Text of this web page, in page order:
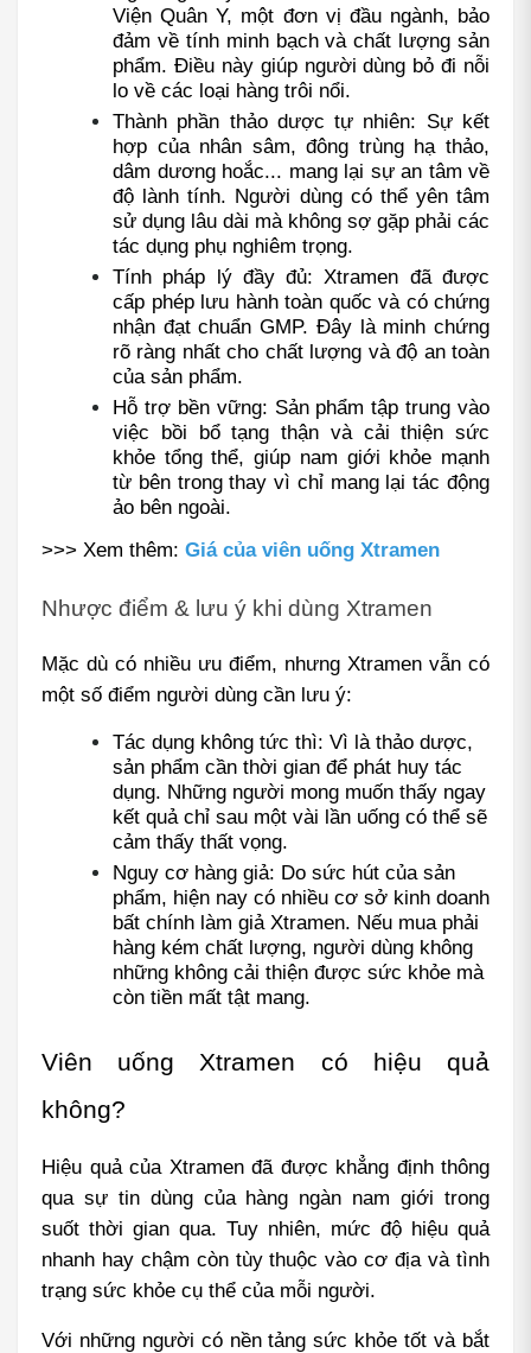
Viện Quân Y, một đơn vị đầu ngành, bảo
đảm về tính minh bạch và chất lượng sản
phẩm. Điều này giúp người dùng bỏ đi nỗi
lo về các loại hàng trôi nổi.
Thành phần thảo dược tự nhiên: Sự kết
hợp của nhân sâm, đông trùng hạ thảo,
dâm dương hoắc... mang lại sự an tâm về
độ lành tính. Người dùng có thể yên tâm
sử dụng lâu dài mà không sợ gặp phải các
tác dụng phụ nghiêm trọng.
Tính pháp lý đầy đủ: Xtramen đã được
cấp phép lưu hành toàn quốc và có chứng
nhận đạt chuẩn GMP. Đây là minh chứng
rõ ràng nhất cho chất lượng và độ an toàn
của sản phẩm.
Hỗ trợ bền vững: Sản phẩm tập trung vào
việc bồi bổ tạng thận và cải thiện sức
khỏe tổng thể, giúp nam giới khỏe mạnh
từ bên trong thay vì chỉ mang lại tác động
ảo bên ngoài.
>>> Xem thêm: Giá của viên uống Xtramen
Nhược điểm & lưu ý khi dùng Xtramen
Mặc dù có nhiều ưu điểm, nhưng Xtramen vẫn có
một số điểm người dùng cần lưu ý:
Tác dụng không tức thì: Vì là thảo dược,
sản phẩm cần thời gian để phát huy tác
dụng. Những người mong muốn thấy ngay
kết quả chỉ sau một vài lần uống có thể sẽ
cảm thấy thất vọng.
Nguy cơ hàng giả: Do sức hút của sản
phẩm, hiện nay có nhiều cơ sở kinh doanh
bất chính làm giả Xtramen. Nếu mua phải
hàng kém chất lượng, người dùng không
những không cải thiện được sức khỏe mà
còn tiền mất tật mang.
Viên uống Xtramen có hiệu quả
không?
Hiệu quả của Xtramen đã được khẳng định thông
qua sự tin dùng của hàng ngàn nam giới trong
suốt thời gian qua. Tuy nhiên, mức độ hiệu quả
nhanh hay chậm còn tùy thuộc vào cơ địa và tình
trạng sức khỏe cụ thể của mỗi người.
Với những người có nền tảng sức khỏe tốt và bắt